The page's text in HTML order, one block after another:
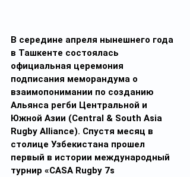
В середине апреля нынешнего года
в Ташкенте состоялась
официальная церемония
подписания меморандума о
взаимопонимании по созданию
Альянса регби Центральной и
Южной Азии (Central & South Asia
Rugby Alliance). Спустя месяц в
столице Узбекистана прошел
первый в истории международный
турнир «CASA Rugby 7s